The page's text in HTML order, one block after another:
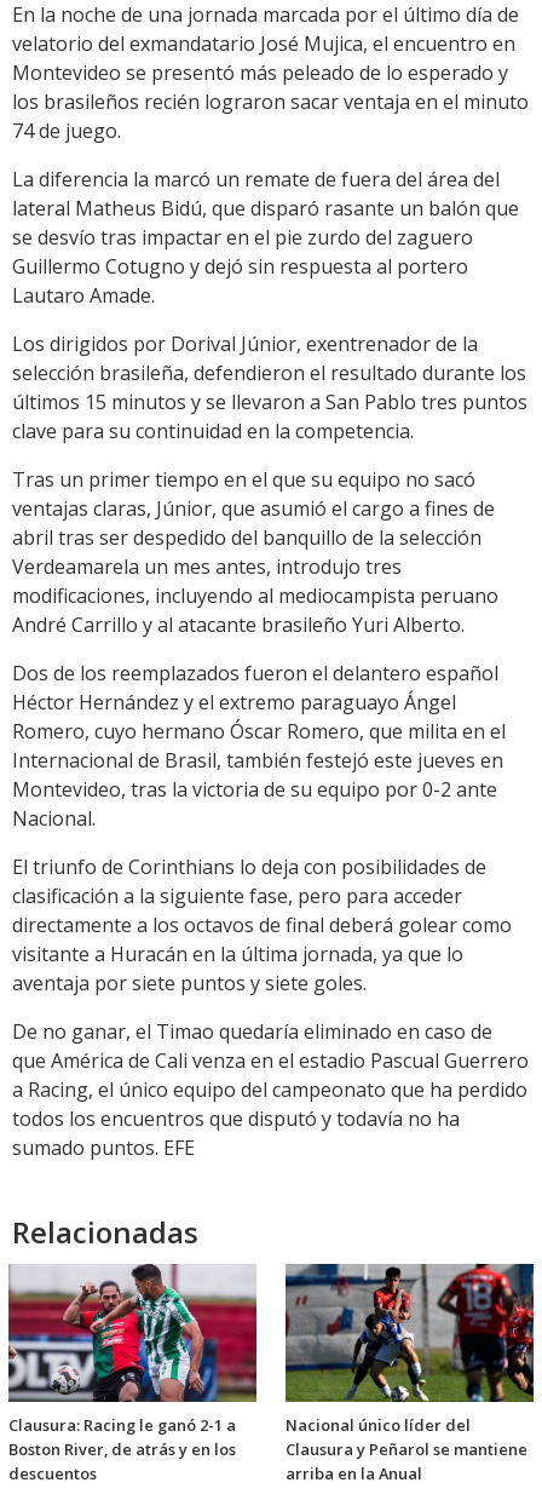
En la noche de una jornada marcada por el último día de
velatorio del exmandatario José Mujica, el encuentro en
Montevideo se presentó más peleado de lo esperado y
los brasileños recién lograron sacar ventaja en el minuto
74 de juego.
La diferencia la marcó un remate de fuera del área del
lateral Matheus Bidú, que disparó rasante un balón que
se desvío tras impactar en el pie zurdo del zaguero
Guillermo Cotugno y dejó sin respuesta al portero
Lautaro Amade.
Los dirigidos por Dorival Júnior, exentrenador de la
selección brasileña, defendieron el resultado durante los
últimos 15 minutos y se llevaron a San Pablo tres puntos
clave para su continuidad en la competencia.
Tras un primer tiempo en el que su equipo no sacó
ventajas claras, Júnior, que asumió el cargo a fines de
abril tras ser despedido del banquillo de la selección
Verdeamarela un mes antes, introdujo tres
modificaciones, incluyendo al mediocampista peruano
André Carrillo y al atacante brasileño Yuri Alberto.
Dos de los reemplazados fueron el delantero español
Héctor Hernández y el extremo paraguayo Ángel
Romero, cuyo hermano Óscar Romero, que milita en el
Internacional de Brasil, también festejó este jueves en
Montevideo, tras la victoria de su equipo por 0-2 ante
Nacional.
El triunfo de Corinthians lo deja con posibilidades de
clasificación a la siguiente fase, pero para acceder
directamente a los octavos de final deberá golear como
visitante a Huracán en la última jornada, ya que lo
aventaja por siete puntos y siete goles.
De no ganar, el Timao quedaría eliminado en caso de
que América de Cali venza en el estadio Pascual Guerrero
a Racing, el único equipo del campeonato que ha perdido
todos los encuentros que disputó y todavía no ha
sumado puntos. EFE
Relacionadas
Clausura: Racing le ganó 2-1 a
Boston River, de atrás y en los
descuentos
Nacional único líder del
Clausura y Peñarol se mantiene
arriba en la Anual